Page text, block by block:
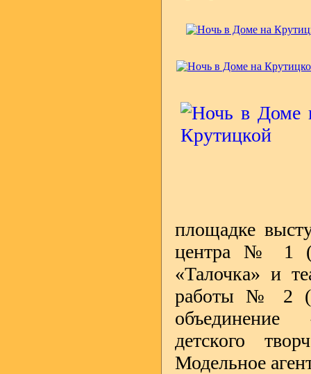
площадке
центра № 1
«Талочка» и
работы № 2
объединение
детского
Модельное